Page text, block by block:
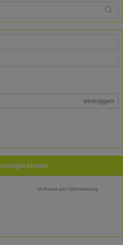
einloggen
Vorkasse per Überweisung